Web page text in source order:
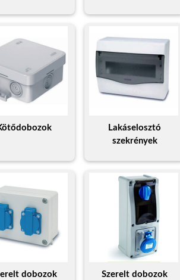
Lakáselosztó
szekrények
dobozok
Szerelt dobozok